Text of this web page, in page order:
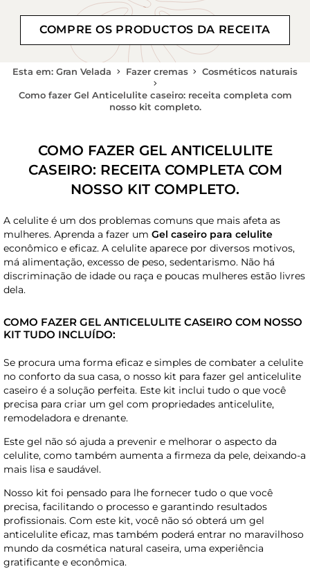
COMPRE OS PRODUCTOS DA RECEITA
Esta em: Gran Velada Fazer cremas Cosméticos naturais
Como fazer Gel Anticelulite caseiro: receita completa com
nosso kit completo.
COMO FAZER GEL ANTICELULITE
CASEIRO: RECEITA COMPLETA COM
NOSSO KIT COMPLETO.
A celulite é um dos problemas comuns que mais afeta as
mulheres. Aprenda a fazer um Gel caseiro para celulite
econômico e eficaz. A celulite aparece por diversos motivos,
má alimentação, excesso de peso, sedentarismo. Não há
discriminação de idade ou raça e poucas mulheres estão livres
dela.
COMO FAZER GEL ANTICELULITE CASEIRO COM NOSSO
KIT TUDO INCLUÍDO:
Se procura uma forma eficaz e simples de combater a celulite
no conforto da sua casa, o nosso kit para fazer gel anticelulite
caseiro é a solução perfeita. Este kit inclui tudo o que você
precisa para criar um gel com propriedades anticelulite,
remodeladora e drenante.
Este gel não só ajuda a prevenir e melhorar o aspecto da
celulite, como também aumenta a firmeza da pele, deixando-a
mais lisa e saudável.
Nosso kit foi pensado para lhe fornecer tudo o que você
precisa, facilitando o processo e garantindo resultados
profissionais. Com este kit, você não só obterá um gel
anticelulite eficaz, mas também poderá entrar no maravilhoso
mundo da cosmética natural caseira, uma experiência
gratificante e econômica.